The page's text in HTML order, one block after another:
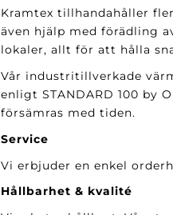
Kramtex tillhandahåller
även hjälp med förädling
lokaler, allt för att hålla
Vår industritillverkade
enligt STANDARD 100 by
försämras med tiden.
Service
Vi erbjuder en enkel
Hållbarhet & kvalité